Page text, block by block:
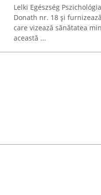
Lelki Egészség
Donath nr. 18 și
care vizează sănătatea
această ...